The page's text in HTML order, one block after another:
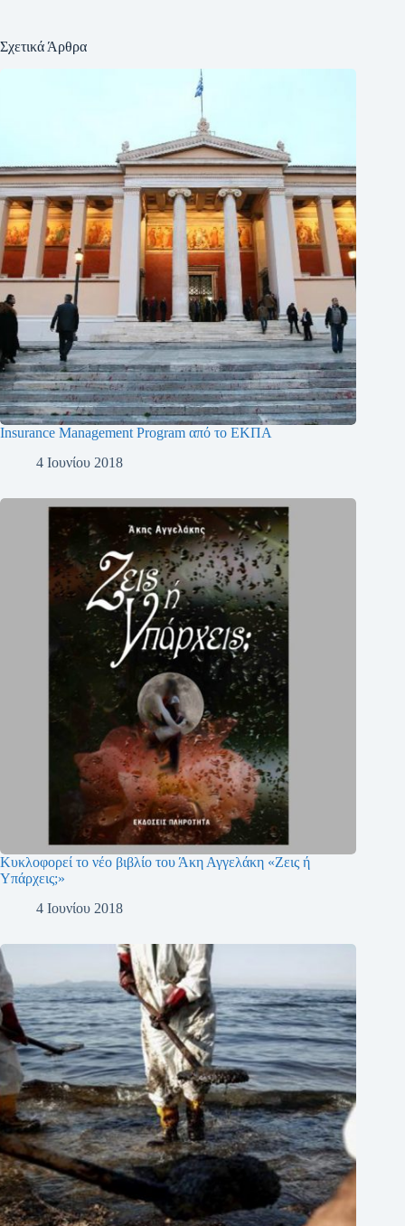
Σχετικά Άρθρα
Insurance Management Program από το ΕΚΠΑ
4 Ιουνίου 2018
Κυκλοφορεί το νέο βιβλίο του Άκη Αγγελάκη «Ζεις ή
Υπάρχεις;»
4 Ιουνίου 2018